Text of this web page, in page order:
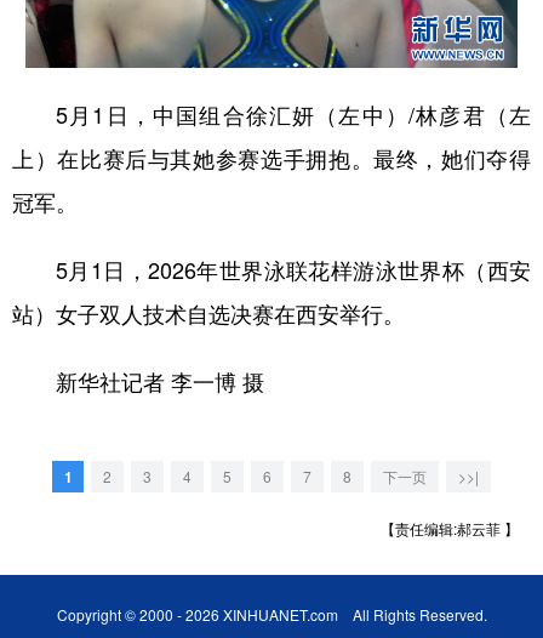
5月1日，中国组合徐汇妍（左中）/林彦君（左
上）在比赛后与其她参赛选手拥抱。最终，她们夺得
冠军。
5月1日，2026年世界泳联花样游泳世界杯（西安
站）女子双人技术自选决赛在西安举行。
新华社记者 李一博 摄
1 2 3 4 5 6 7 8 下一页 >>|
【责任编辑:郝云菲 】
Copyright © 2000 - 2026 XINHUANET.com All Rights Reserved.